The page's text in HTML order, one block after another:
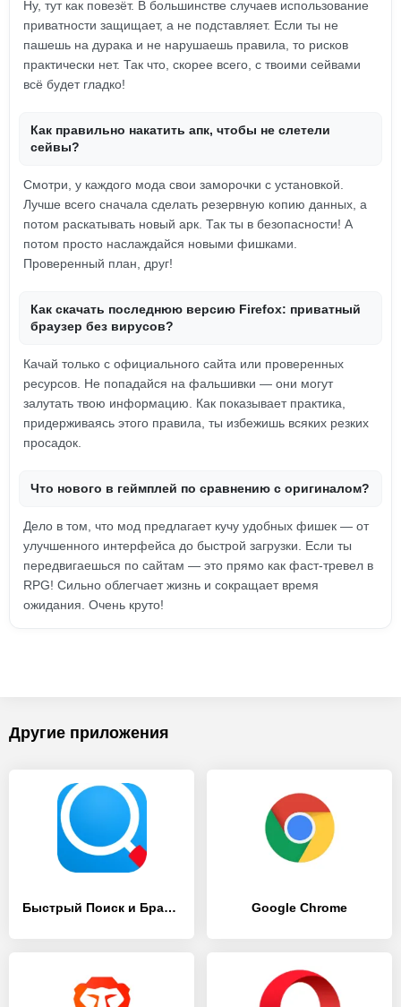
Ну, тут как повезёт. В большинстве случаев использование
приватности защищает, а не подставляет. Если ты не
пашешь на дурака и не нарушаешь правила, то рисков
практически нет. Так что, скорее всего, с твоими сейвами
всё будет гладко!
Как правильно накатить апк, чтобы не слетели
сейвы?
Смотри, у каждого мода свои заморочки с установкой.
Лучше всего сначала сделать резервную копию данных, а
потом раскатывать новый apк. Так ты в безопасности! А
потом просто наслаждайся новыми фишками.
Проверенный план, друг!
Как скачать последнюю версию Firefox: приватный
браузер без вирусов?
Качай только с официального сайта или проверенных
ресурсов. Не попадайся на фальшивки — они могут
залутать твою информацию. Как показывает практика,
придерживаясь этого правила, ты избежишь всяких резких
просадок.
Что нового в геймплей по сравнению с оригиналом?
Дело в том, что мод предлагает кучу удобных фишек — от
улучшенного интерфейса до быстрой загрузки. Если ты
передвигаешься по сайтам — это прямо как фаст-тревел в
RPG! Сильно облегчает жизнь и сокращает время
ожидания. Очень круто!
Другие приложения
Быстрый Поиск и Браузер Google Chrome